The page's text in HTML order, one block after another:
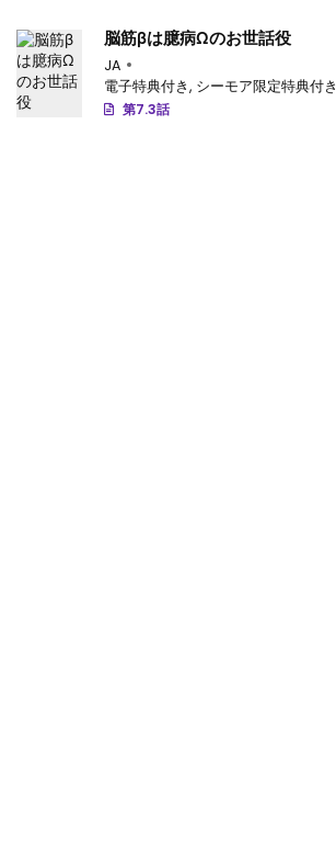
脳筋βは臆病Ωのお世話役
JA
電子特典付き, シーモア限定特典付き
第7.3話